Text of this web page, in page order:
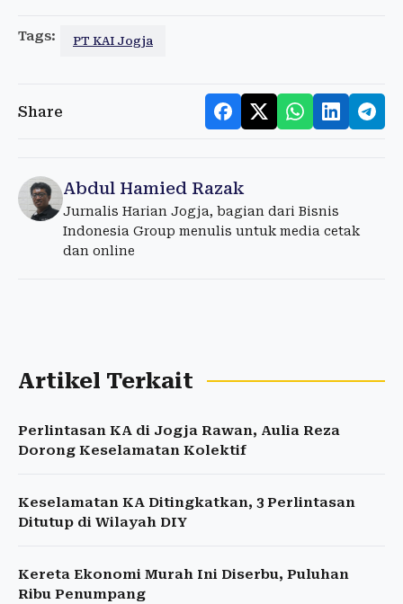
Tags: PT KAI Jogja
Share
Abdul Hamied Razak
Jurnalis Harian Jogja, bagian dari Bisnis
Indonesia Group menulis untuk media cetak
dan online
Artikel Terkait
Perlintasan KA di Jogja Rawan, Aulia Reza
Dorong Keselamatan Kolektif
Keselamatan KA Ditingkatkan, 3 Perlintasan
Ditutup di Wilayah DIY
Kereta Ekonomi Murah Ini Diserbu, Puluhan
Ribu Penumpang